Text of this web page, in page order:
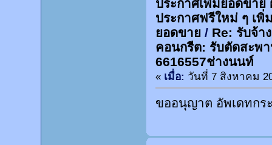
ประกาศเพิ่มยอดขาย
ประกาศฟรีใหม่ ๆ เพิ่
ยอดขาย/ Re: รับจ้า
คอนกรีต: รับตัดสะพ
6616557ช่างนนท์
« เมื่อ: วันที่ 7 สิงหาคม
ขออนุญาต อัพเดทกร